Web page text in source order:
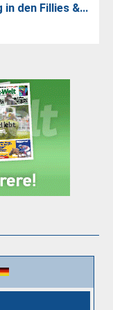
in den Fillies &…